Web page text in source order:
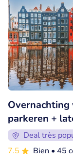
parkeren +
Deal très
7.5
Bien • 45